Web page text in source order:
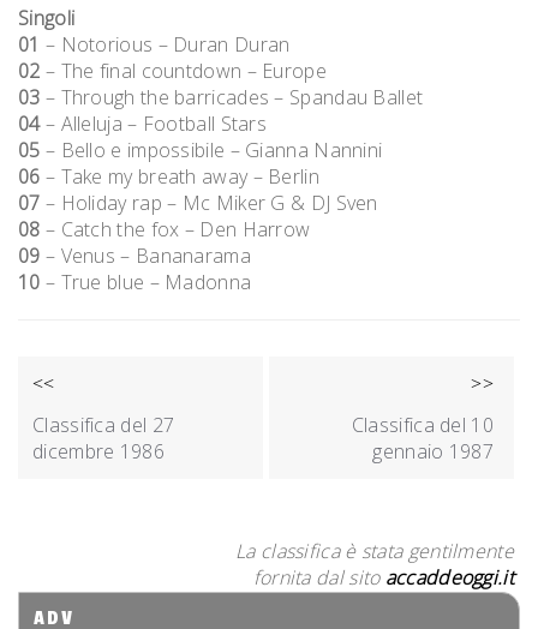
Singoli
01 – Notorious – Duran Duran
02 – The final countdown – Europe
03 – Through the barricades – Spandau Ballet
04– Alleluja – Football Stars
05 – Bello e impossibile – Gianna Nannini
06 – Take my breath away – Berlin
07 – Holiday rap – Mc Miker G & DJ Sven
08 – Catch the fox – Den Harrow
09 – Venus – Bananarama
10 – True blue – Madonna
NAVIGAZIONE
ARTICOLI
<<
Classifica del 27
dicembre 1986
>>
Classifica del 10
gennaio 1987
La classifica è stata gentilmente
fornita dal sito accaddeoggi.it
ADV